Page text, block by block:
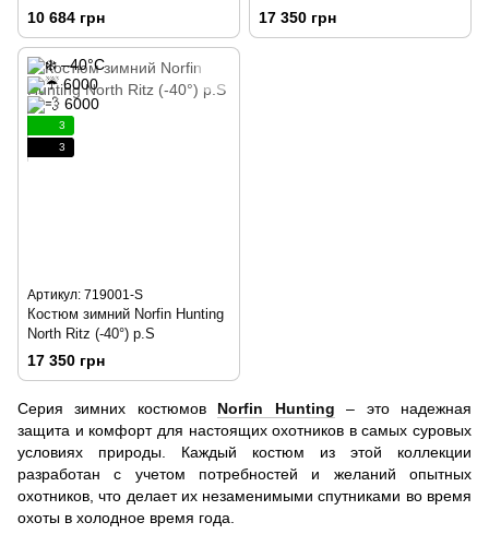
10 684 грн 17 350 грн
3
3
Артикул: 719001-S
Костюм зимний Norfin Hunting
North Ritz (-40°) р.S
17 350 грн
Серия зимних костюмов Norfin Hunting – это надежная
защита и комфорт для настоящих охотников в самых суровых
условиях природы. Каждый костюм из этой коллекции
разработан с учетом потребностей и желаний опытных
охотников, что делает их незаменимыми спутниками во время
охоты в холодное время года.